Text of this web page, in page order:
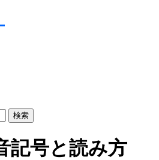
記号と読み方